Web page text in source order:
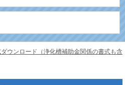
ウンロード（浄化槽補助金関係の書式も含